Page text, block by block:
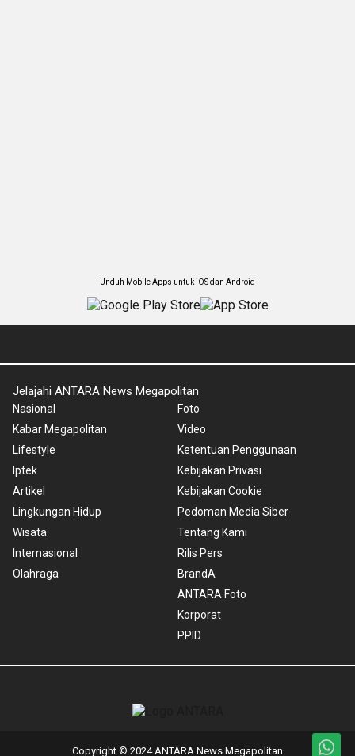
Unduh Mobile Apps untuk iOS dan Android
Jelajahi ANTARA News Megapolitan
Nasional
Kabar Megapolitan
Lifestyle
Iptek
Artikel
Lingkungan Hidup
Wisata
Internasional
Olahraga
Foto
Video
Ketentuan Penggunaan
Kebijakan Privasi
Kebijakan Cookie
Pedoman Media Siber
Tentang Kami
Rilis Pers
BrandA
ANTARA Foto
Korporat
PPID
Copyright © 2024 ANTARA News Megapolitan